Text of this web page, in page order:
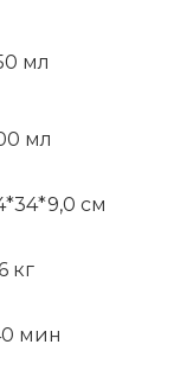
мл
мл
см
кг
мин